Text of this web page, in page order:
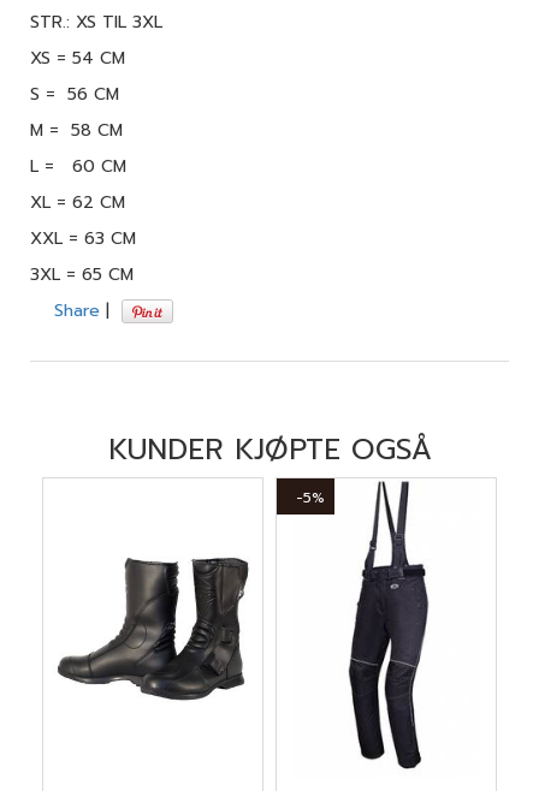
STR.: XS TIL 3XL
XS = 54 CM
S = 56 CM
M = 58 CM
L = 60 CM
XL = 62 CM
XXL = 63 CM
3XL = 65 CM
Share |
KUNDER KJØPTE OGSÅ
-5%